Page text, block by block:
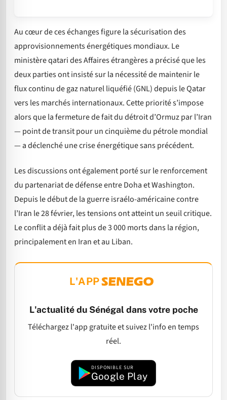
Au cœur de ces échanges figure la sécurisation des
approvisionnements énergétiques mondiaux. Le
ministère qatari des Affaires étrangères a précisé que les
deux parties ont insisté sur la nécessité de maintenir le
flux continu de gaz naturel liquéfié (GNL) depuis le Qatar
vers les marchés internationaux. Cette priorité s’impose
alors que la fermeture de fait du détroit d’Ormuz par l’Iran
— point de transit pour un cinquième du pétrole mondial
— a déclenché une crise énergétique sans précédent.
Les discussions ont également porté sur le renforcement
du partenariat de défense entre Doha et Washington.
Depuis le début de la guerre israélo-américaine contre
l’Iran le 28 février, les tensions ont atteint un seuil critique.
Le conflit a déjà fait plus de 3 000 morts dans la région,
principalement en Iran et au Liban.
L'APP
L'actualité du Sénégal dans votre poche
Téléchargez l'app gratuite et suivez l'info en temps
réel.
DISPONIBLE SUR
Google Play